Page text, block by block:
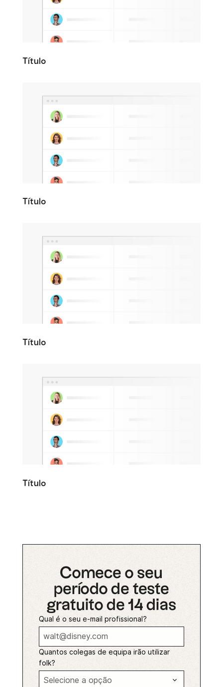
Título
Título
Título
Título
Comece o seu
período de teste
gratuito de 14 dias
Qual é o seu e-mail profissional?
Quantos colegas de equipa irão utilizar
folk?